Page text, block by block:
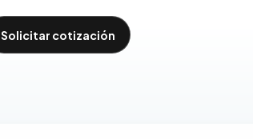
Solicitar cotización